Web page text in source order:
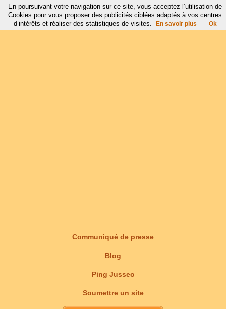
Communiqué de presse
Blog
Ping Jusseo
Soumettre un site
En poursuivant votre navigation sur ce site, vous acceptez l’utilisation de
Cookies pour vous proposer des publicités ciblées adaptés à vos centres
d’intérêts et réaliser des statistiques de visites.
En savoir plus Ok